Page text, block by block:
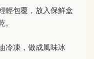
輕包覆，放入保鮮盒
冷凍，做成風味冰